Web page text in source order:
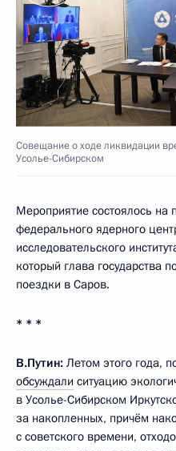
Совещание о ходе ликвидации
Усолье-Сибирском
Мероприятие состоялось на
федерального ядерного
исследовательского
который глава государства
поездки в Саров.
* * *
В.Путин: Летом этого года,
обсуждали ситуацию
в Усолье-Сибирском
за накопленных, причём
с советского времени,